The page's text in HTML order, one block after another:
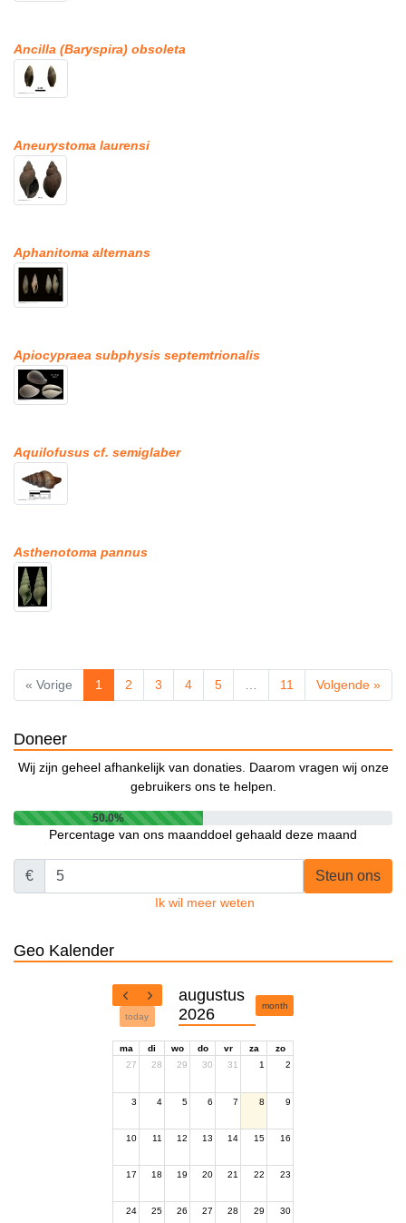
Ancilla (Baryspira) obsoleta
Aneurystoma laurensi
Aphanitoma alternans
Apiocypraea subphysis septemtrionalis
Aquilofusus cf. semiglaber
Asthenotoma pannus
« Vorige 1 2 3 4 5 … 11 Volgende »
Doneer
Wij zijn geheel afhankelijk van donaties. Daarom vragen wij onze
gebruikers ons te helpen.
50.0%
Percentage van ons maanddoel gehaald deze maand
€ Steun ons
Ik wil meer weten
Geo Kalender
today
augustus
2026
month
ma di wo do vr za
zo
27
28 29 30 31 1 2
3 4 5 6 7 8 9
10 11 12 13 14 15 16
17 18 19 20 21 22 23
24 25 26 27 28 29 30